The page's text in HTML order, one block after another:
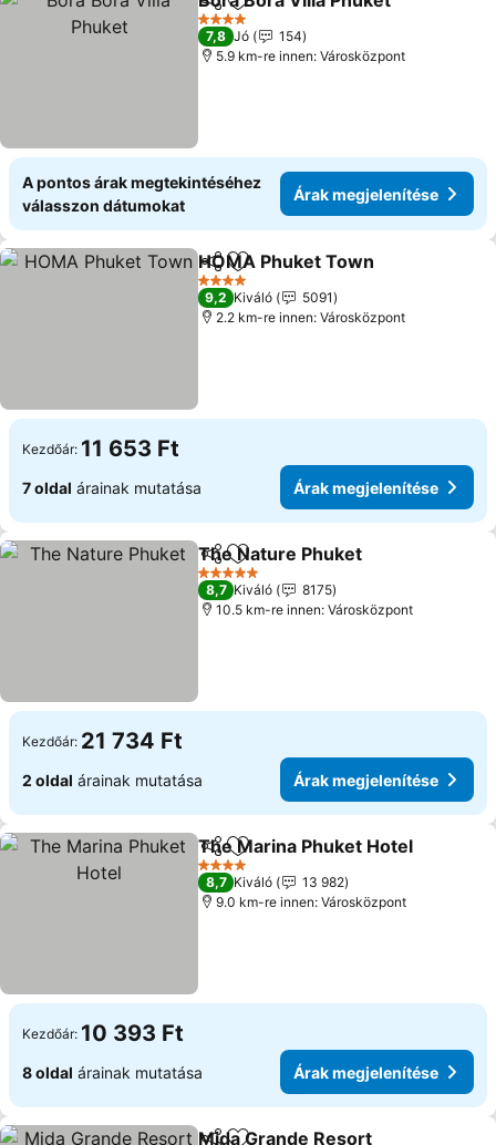
Megosztás
Hozzáadás a kedvencekhez
4 Kategória
7,8 Jó
154
5.9 km-re innen: Városközpont
A pontos árak megtekintéséhez
válasszon dátumokat
Árak megjelenítése
Megosztás
Hozzáadás a kedvencekhez
HOMA Phuket Town
4 Kategória
9,2 Kiváló
5091
2.2 km-re innen: Városközpont
Kezdőár: 11 653 Ft
7 oldal árainak mutatása Árak megjelenítése
Megosztás
Hozzáadás a kedvencekhez
The Nature Phuket
5 Kategória
8,7 Kiváló
8175
10.5 km-re innen: Városközpont
Kezdőár: 21 734 Ft
2 oldal árainak mutatása Árak megjelenítése
Megosztás
Hozzáadás a kedvencekhez
The Marina Phuket Hotel
4 Kategória
8,7 Kiváló
13 982
9.0 km-re innen: Városközpont
Kezdőár: 10 393 Ft
8 oldal árainak mutatása Árak megjelenítése
Mida Grande Resort